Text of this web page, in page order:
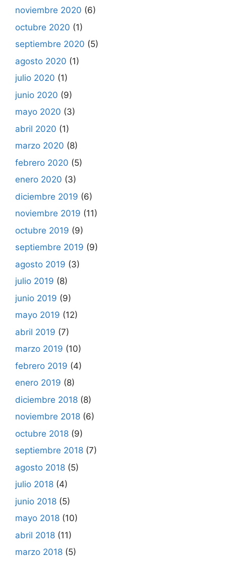
noviembre 2020 (6)
octubre 2020 (1)
septiembre 2020 (5)
agosto 2020 (1)
julio 2020 (1)
junio 2020 (9)
mayo 2020 (3)
abril 2020 (1)
marzo 2020 (8)
febrero 2020 (5)
enero 2020 (3)
diciembre 2019 (6)
noviembre 2019 (11)
octubre 2019 (9)
septiembre 2019 (9)
agosto 2019 (3)
julio 2019 (8)
junio 2019 (9)
mayo 2019 (12)
abril 2019 (7)
marzo 2019 (10)
febrero 2019 (4)
enero 2019 (8)
diciembre 2018 (8)
noviembre 2018 (6)
octubre 2018 (9)
septiembre 2018 (7)
agosto 2018 (5)
julio 2018 (4)
junio 2018 (5)
mayo 2018 (10)
abril 2018 (11)
marzo 2018 (5)